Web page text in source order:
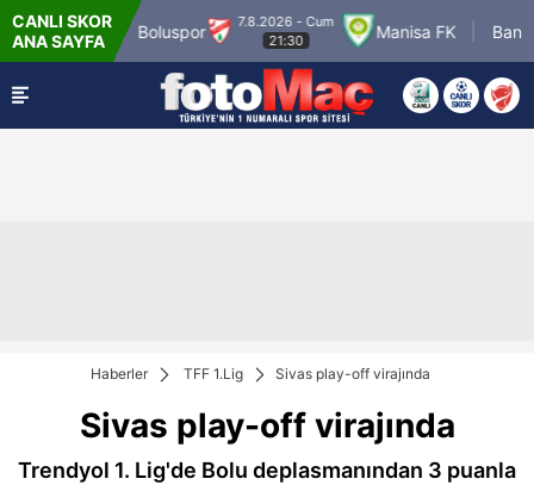
CANLI SKOR
ANA SAYFA
Match 3 Boluspor
7.8.2026 - Cum
21:30
Manisa FK
Haberler TFF 1.Lig Sivas play-off virajında
Sivas play-off virajında
Trendyol 1. Lig'de Bolu deplasmanından 3 puanla